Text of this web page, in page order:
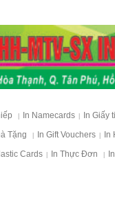
In Namecards In Giấy
Tặng In Gift Vouchers In
Cards In Thực Đơn